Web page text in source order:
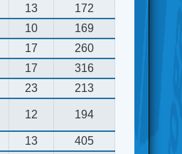
13
172
10
169
17
260
17
316
23
213
12 194
13
405